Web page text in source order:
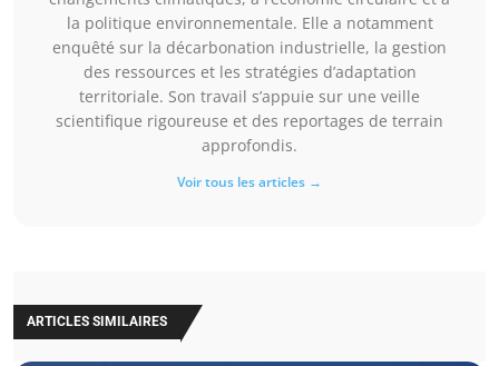
la politique environnementale. Elle a notamment
enquêté sur la décarbonation industrielle, la gestion
des ressources et les stratégies d’adaptation
territoriale. Son travail s’appuie sur une veille
scientifique rigoureuse et des reportages de terrain
approfondis.
Voir tous les articles →
ARTICLES SIMILAIRES